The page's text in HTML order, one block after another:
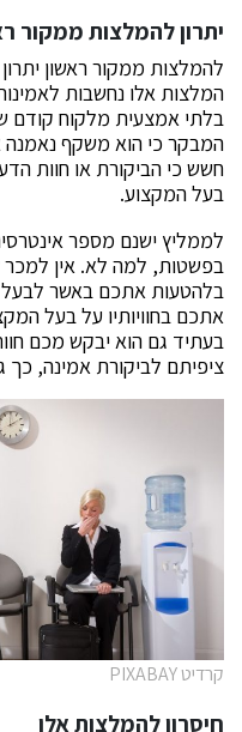
יתרון להמלצות ממקור
להמלצות ממקור ראשון
המלצות אלו נחשבות
בלתי אמצעית מלקוח קודם
המבקר כי הוא משקף נאמנה
חשש כי הביקורת או חוות
בעל המקצוע.
לממליץ ישנם מספר
בפשטות, למה לא. אין למכר
בלהטעות אתכם באשר
אתכם בחוויותיו על בעל
בעתיד גם הוא יבקש מכם
ציפיתם לביקורת אמינה, כך
קרדיט PIXABAY
חיסרון להמלצות אלו